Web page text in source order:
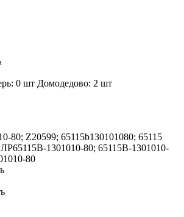
0 шт Домодедово: 2 шт
80; Z20599; 65115b130101080; 65115
1301010-80; 65115B-1301010-
80